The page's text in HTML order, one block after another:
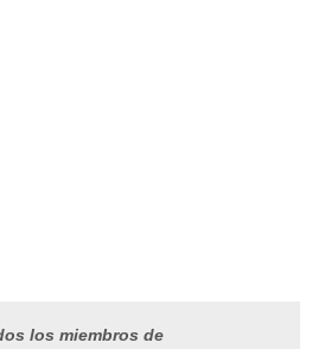
los miembros de